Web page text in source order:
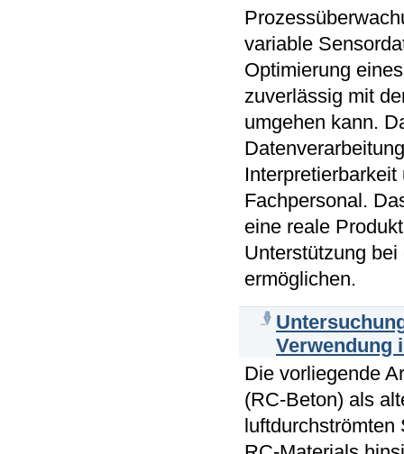
variable
Optimierung
zuverlässig mit
umgehen kann.
Fachpersonal.
eine reale
Unterstützung
ermöglichen.
Verwendung
Die vorliegende
(RC-Beton) als
luftdurchströmten